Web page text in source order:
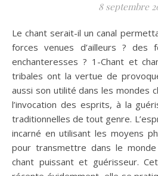
8 septembre
Le chant serait-il un canal permettant de nous relier à des
forces venues d’ailleurs ? des
enchanteresses ? 1-Chant et
tribales ont la vertue de
aussi son utilité dans les mondes
l’invocation des esprits, à la
traditionnelles de tout genre.
incarné en utilisant les moyens
pour transmettre dans le
chant puissant et guérisseur.